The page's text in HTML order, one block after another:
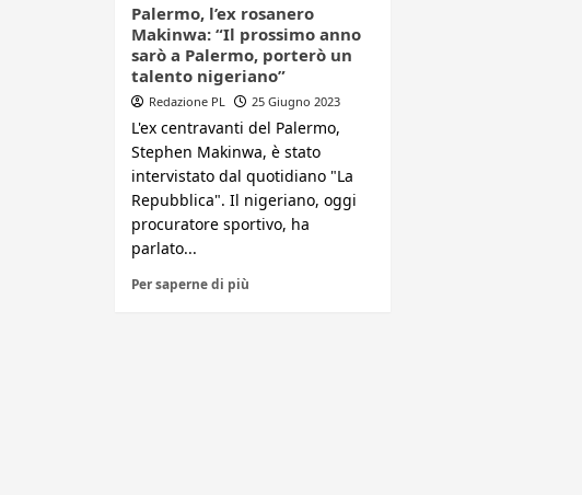
Palermo, l’ex rosanero
Makinwa: “Il prossimo anno
sarò a Palermo, porterò un
talento nigeriano”
Redazione PL 25 Giugno 2023
L'ex centravanti del Palermo,
Stephen Makinwa, è stato
intervistato dal quotidiano "La
Repubblica". Il nigeriano, oggi
procuratore sportivo, ha
parlato...
Per saperne di più